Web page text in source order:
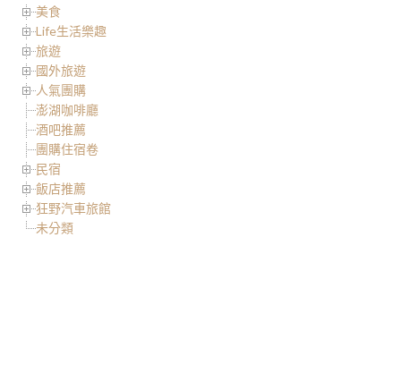
美食
Life生活樂趣
旅遊
國外旅遊
人氣團購
澎湖咖啡廳
酒吧推薦
團購住宿卷
民宿
飯店推薦
狂野汽車旅館
未分類